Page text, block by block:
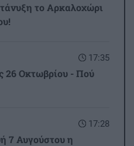
το Αρκαλοχώρι
17:35
26 Οκτωβρίου - Πού
17:28
7 Αυγούστου η